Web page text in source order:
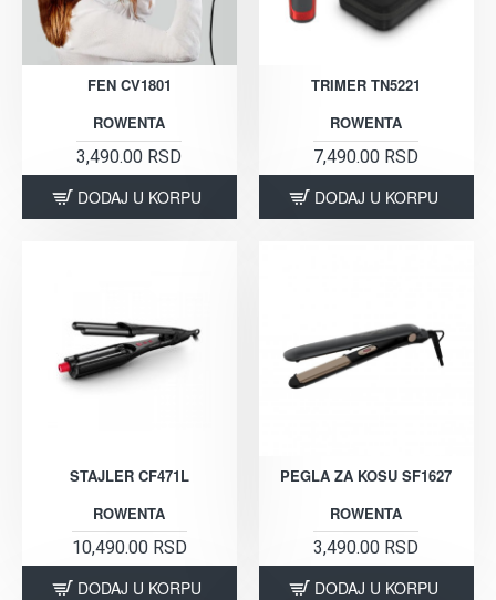
FEN CV1801
ROWENTA
3,490.00 RSD
DODAJ U KORPU
TRIMER TN5221
ROWENTA
7,490.00 RSD
DODAJ U KORPU
STAJLER CF471L
ROWENTA
10,490.00 RSD
DODAJ U KORPU
PEGLA ZA KOSU SF1627
ROWENTA
3,490.00 RSD
DODAJ U KORPU